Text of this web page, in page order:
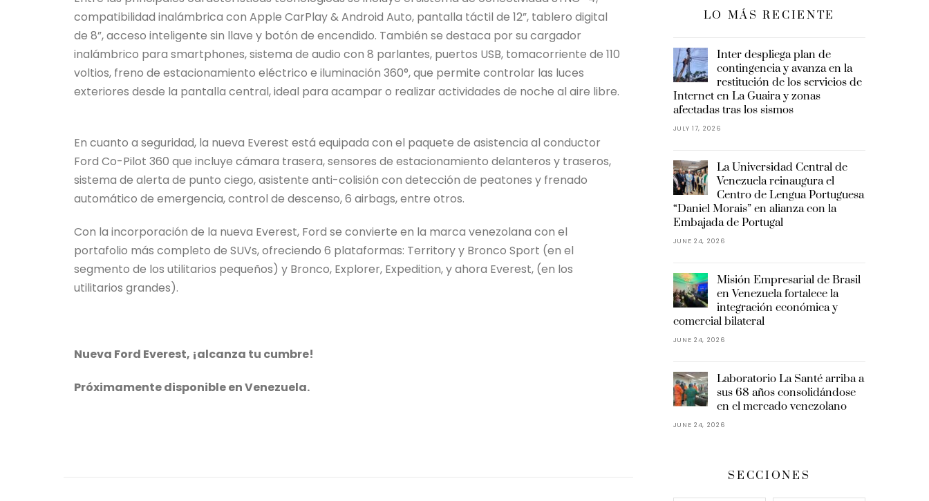
compatibilidad inalámbrica con Apple CarPlay & Android Auto, pantalla táctil de 12”, tablero digital
de 8”, acceso inteligente sin llave y botón de encendido. También se destaca por su cargador
inalámbrico para smartphones, sistema de audio con 8 parlantes, puertos USB, tomacorriente de 110
voltios, freno de estacionamiento eléctrico e iluminación 360°, que permite controlar las luces
exteriores desde la pantalla central, ideal para acampar o realizar actividades de noche al aire libre.
En cuanto a seguridad, la nueva Everest está equipada con el paquete de asistencia al conductor
Ford Co-Pilot 360 que incluye cámara trasera, sensores de estacionamiento delanteros y traseros,
sistema de alerta de punto ciego, asistente anti-colisión con detección de peatones y frenado
automático de emergencia, control de descenso, 6 airbags, entre otros.
Con la incorporación de la nueva Everest, Ford se convierte en la marca venezolana con el
portafolio más completo de SUVs, ofreciendo 6 plataformas: Territory y Bronco Sport (en el
segmento de los utilitarios pequeños) y Bronco, Explorer, Expedition, y ahora Everest, (en los
utilitarios grandes).
Nueva Ford Everest, ¡alcanza tu cumbre!
Próximamente disponible en Venezuela.
LO MÁS RECIENTE
Inter despliega plan de
contingencia y avanza en la
restitución de los servicios de
Internet en La Guaira y zonas
afectadas tras los sismos
JULY 17, 2026
La Universidad Central de
Venezuela reinaugura el
Centro de Lengua Portuguesa
“Daniel Morais” en alianza con la
Embajada de Portugal
JUNE 24, 2026
Misión Empresarial de Brasil
en Venezuela fortalece la
integración económica y
comercial bilateral
JUNE 24, 2026
Laboratorio La Santé arriba a
sus 68 años consolidándose
en el mercado venezolano
JUNE 24, 2026
SECCIONES